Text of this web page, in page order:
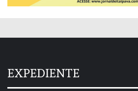
EXPEDIENTE